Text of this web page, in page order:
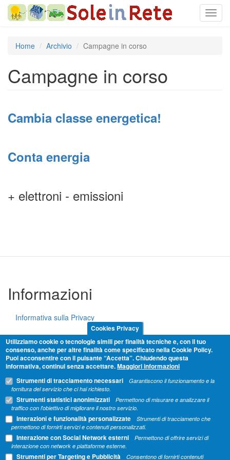
Salta
Home Archivio Campagne in corso
Campagne in corso
Cambia classe energetica!
Conta energia
+ elettroni - emissioni
Informazioni
Informativa sulla Privacy
Cookie Policy
Termini e condizioni
Condividi
Cookies Privacy
Utilizziamo cookie o tecnologie simili per finalità tecniche e, con il tuo
consenso, anche per altre finalità come specificato nella Cookie Policy.
Puoi acconsentire con il pulsante “Accetta”. Chiudendo questa
informativa, continui senza accettare.Maggiori informazioni
Strumenti di tracciamento necessari
Garantiscono il funzionamento e la
fornitura del servizio che ci hai richiesto.
Strumenti statistici anonimizzati
Permettono di misurare e analizzare il
traffico con l'obiettivo di migliorare il nostro servizio.
Interazioni e funzionalità personalizzate
Strumenti di tracciamento che
permettono di fornirti servizi e contenuti personalizzati.
Interazione con Social Network esterni
Permettono di offrire servizi di
interazione con network e piattaforme esterne.
Strumenti per Targeting e Pubblicità Consentono di fornirti contenuti